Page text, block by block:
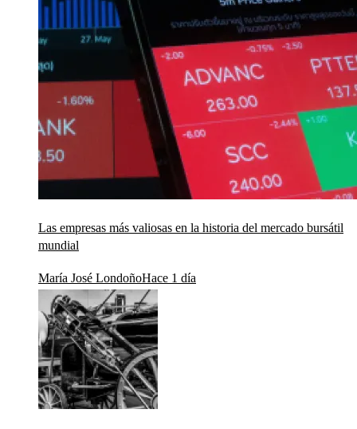
Las empresas más valiosas en la historia del mercado bursátil
mundial
María José LondoñoHace 1 día